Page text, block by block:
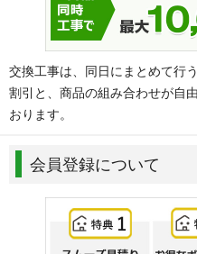
交換工事は、同日にまとめて行
割引と、商品の組み合わせが自
おります。
会員登録について